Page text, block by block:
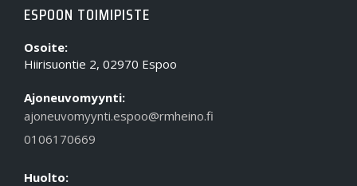
ESPOON TOIMIPISTE
Osoite:
Hiirisuontie 2, 02970 Espoo
Ajoneuvomyynti:
ajoneuvomyynti.espoo@rmheino.fi
0106170669
Huolto: